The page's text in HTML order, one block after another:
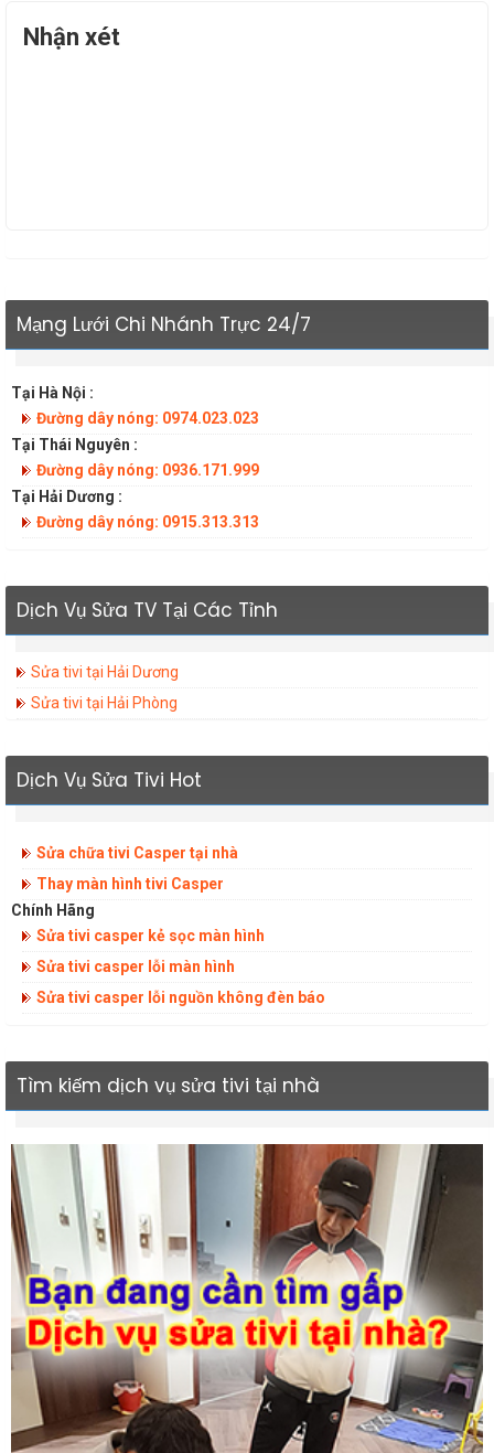
Nhận xét
Mạng Lưới Chi Nhánh Trực 24/7
Tại Hà Nội :
Đường dây nóng: 0974.023.023
Tại Thái Nguyên :
Đường dây nóng: 0936.171.999
Tại Hải Dương :
Đường dây nóng: 0915.313.313
Dịch Vụ Sửa TV Tại Các Tỉnh
Sửa tivi tại Hải Dương
Sửa tivi tại Hải Phòng
Dịch Vụ Sửa Tivi Hot
Sửa chữa tivi Casper tại nhà
Thay màn hình tivi Casper
Chính Hãng
Sửa tivi casper kẻ sọc màn hình
Sửa tivi casper lỗi màn hình
Sửa tivi casper lỗi nguồn không đèn báo
Tìm kiếm dịch vụ sửa tivi tại nhà